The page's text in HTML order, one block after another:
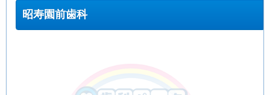
昭寿園前歯科